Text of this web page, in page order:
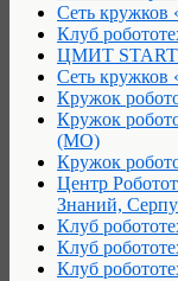
Сеть кружков
Клуб
ЦМИТ
Сеть кружков
Кружок
Кружок
(МО)
Кружок
Центр
Знаний,
Клуб
Клуб
Клуб